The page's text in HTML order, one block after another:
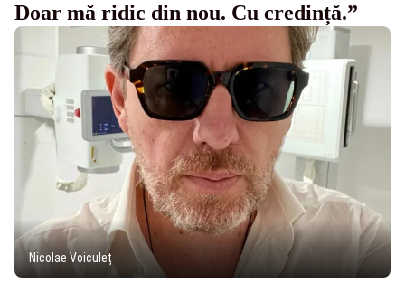
Doar mă ridic din nou. Cu credință.”
Nicolae Voiculeț